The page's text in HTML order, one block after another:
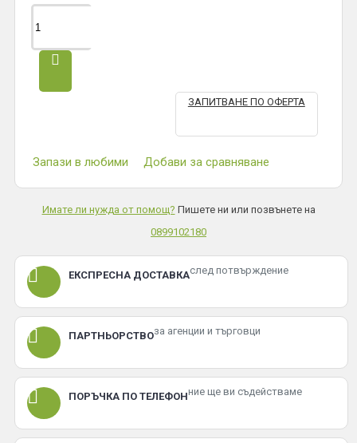
ЗАПИТВАНЕ ПО ОФЕРТА
Запази в любими Добави за сравняване
Имате ли нужда от помощ? Пишете ни или позвънете на
0899102180
ЕКСПРЕСНА ДОСТАВКАслед потвърждение
ПАРТНЬОРСТВОза агенции и търговци
ПОРЪЧКА ПО ТЕЛЕФОНние ще ви съдействаме